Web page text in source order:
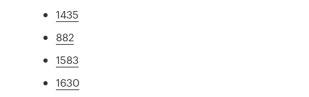
1435
882
1583
1630